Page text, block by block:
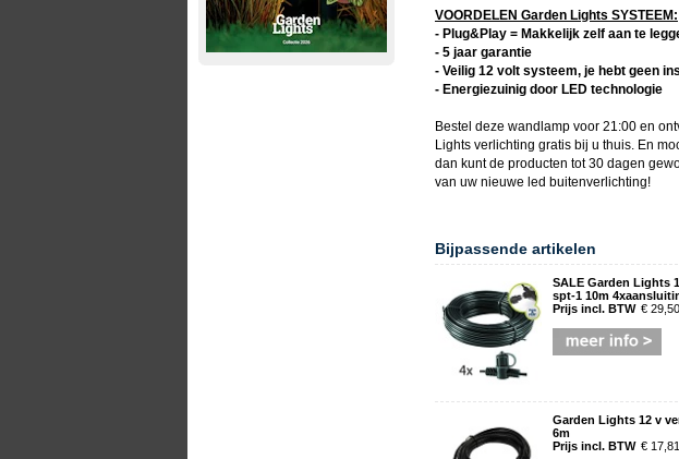
VOORDELEN Garden Lights SYSTEEM:
- Plug&Play = Makkelijk zelf aan te
- 5 jaar garantie
- Veilig 12 volt systeem, je hebt geen
- Energiezuinig door LED technologie
Bestel deze wandlamp voor 21:00 en
Lights verlichting gratis bij u thuis. En
dan kunt de producten tot 30 dagen
van uw nieuwe led buitenverlichting!
Bijpassende artikelen
SALE Garden Lights
spt-1 10m
Prijs incl. BTW € 29,50
Garden Lights 12 v
6m
Prijs incl. BTW € 17,81